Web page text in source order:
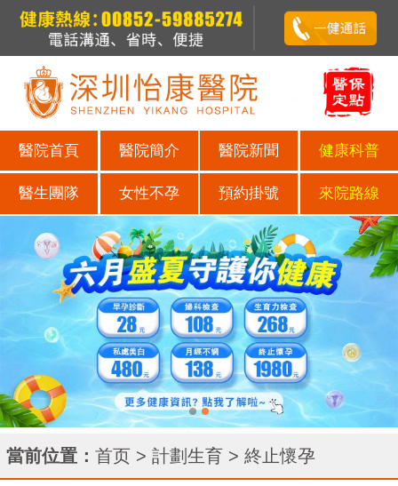
醫院首頁 醫院簡介 醫院新聞 健康科普
醫生團隊 女性不孕 預約掛號 來院路線
當前位置： 首页 > 計劃生育 > 終止懷孕